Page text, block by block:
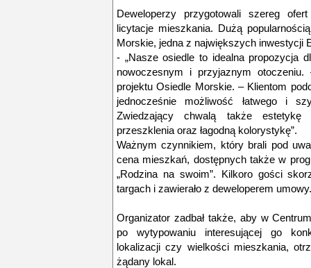
Deweloperzy przygotowali szereg
licytacje mieszkania. Dużą
Morskie, jedna z największych inwestycji
- „Nasze osiedle to idealna propozycja
nowoczesnym i przyjaznym
projektu Osiedle Morskie. – Klientom
jednocześnie możliwość łatwego i
Zwiedzający chwalą także
przeszklenia oraz łagodną kolorystykę”.
Ważnym czynnikiem, który brali pod
cena mieszkań, dostępnych także w
„Rodzina na swoim”. Kilkoro gości
targach i zawierało z deweloperem umowy.
Organizator zadbał także, aby w
po wytypowaniu interesującej go
lokalizacji czy wielkości mieszkania,
żądany lokal.